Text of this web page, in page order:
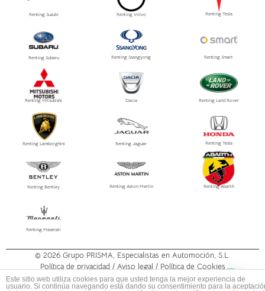
Renting Suzuki Renting Volvo Renting Tesla
Renting Subaru Renting Ssangyong Renting Smart
Renting Mitsubishi Dacia Renting Land Rover
Renting Lamborghini Renting Jaguar Renting Tesla
Renting Bentley Renting Aston Martin Renting Abarth
Renting Maserati
© 2026 Grupo PRISMA, Especialistas en Automoción, S.L.
Política de privacidad / Aviso legal / Política de Cookies
Este sitio web utiliza cookies para que usted tenga la mejor experiencia de
usuario. Si continúa navegando está dando su consentimiento para la